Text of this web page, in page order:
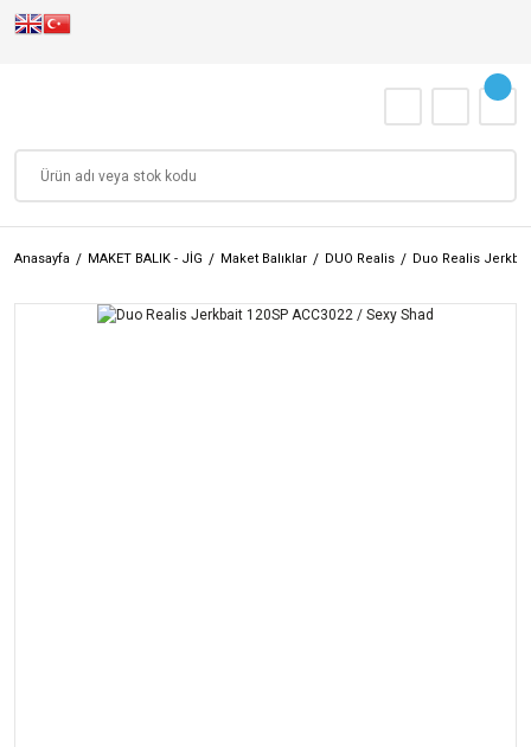
Anasayfa MAKET BALIK - JİG Maket Balıklar DUO Realis Duo Realis